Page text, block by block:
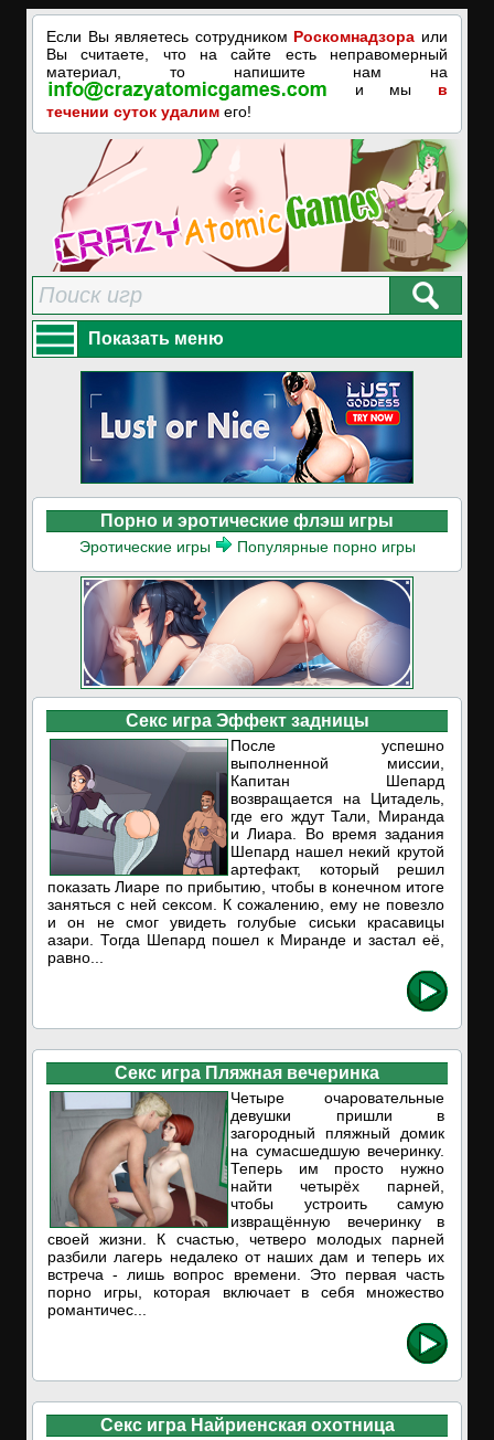
Если Вы являетесь сотрудником Роскомнадзора или
Вы считаете, что на сайте есть неправомерный
материал, то напишите нам на
и мы в
течении суток удалим его!
Показать меню
Порно и эротические флэш игры
Эротические игры Популярные порно игры
Секс игра Эффект задницы
После успешно
выполненной миссии,
Капитан Шепард
возвращается на Цитадель,
где его ждут Тали, Миранда
и Лиара. Во время задания
Шепард нашел некий крутой
артефакт, который решил
показать Лиаре по прибытию, чтобы в конечном итоге
заняться с ней сексом. К сожалению, ему не повезло
и он не смог увидеть голубые сиськи красавицы
азари. Тогда Шепард пошел к Миранде и застал её,
равно...
Секс игра Пляжная вечеринка
Четыре очаровательные
девушки пришли в
загородный пляжный домик
на сумасшедшую вечеринку.
Теперь им просто нужно
найти четырёх парней,
чтобы устроить самую
извращённую вечеринку в
своей жизни. К счастью, четверо молодых парней
разбили лагерь недалеко от наших дам и теперь их
встреча - лишь вопрос времени. Это первая часть
порно игры, которая включает в себя множество
романтичес...
Секс игра Найриенская охотница